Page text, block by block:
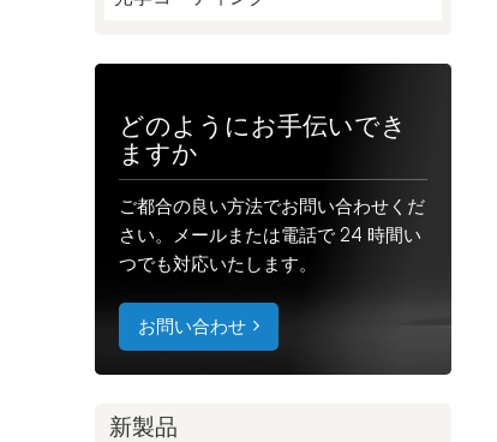
どのようにお手伝いでき
ますか
ご都合の良い方法でお問い合わせくだ
さい。メールまたは電話で 24 時間い
つでも対応いたします。
お問い合わせ
新製品